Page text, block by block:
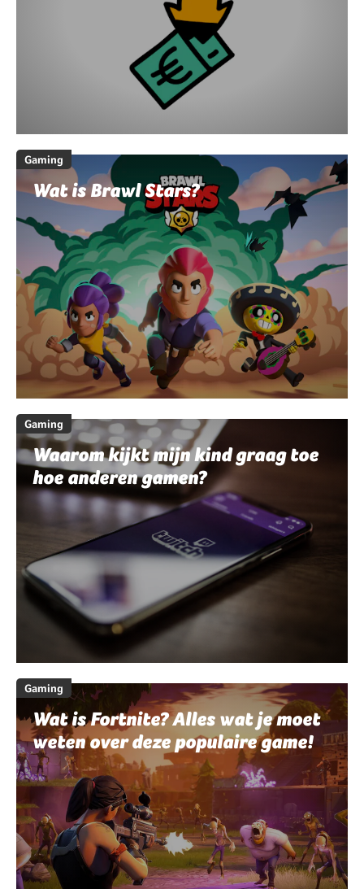
Gaming
Wat is Brawl Stars?
Gaming
Waarom kijkt mijn kind graag toe
hoe anderen gamen?
Gaming
Wat is Fortnite? Alles wat je moet
weten over deze populaire game!